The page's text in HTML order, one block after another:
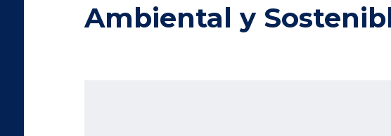
Ambiental y